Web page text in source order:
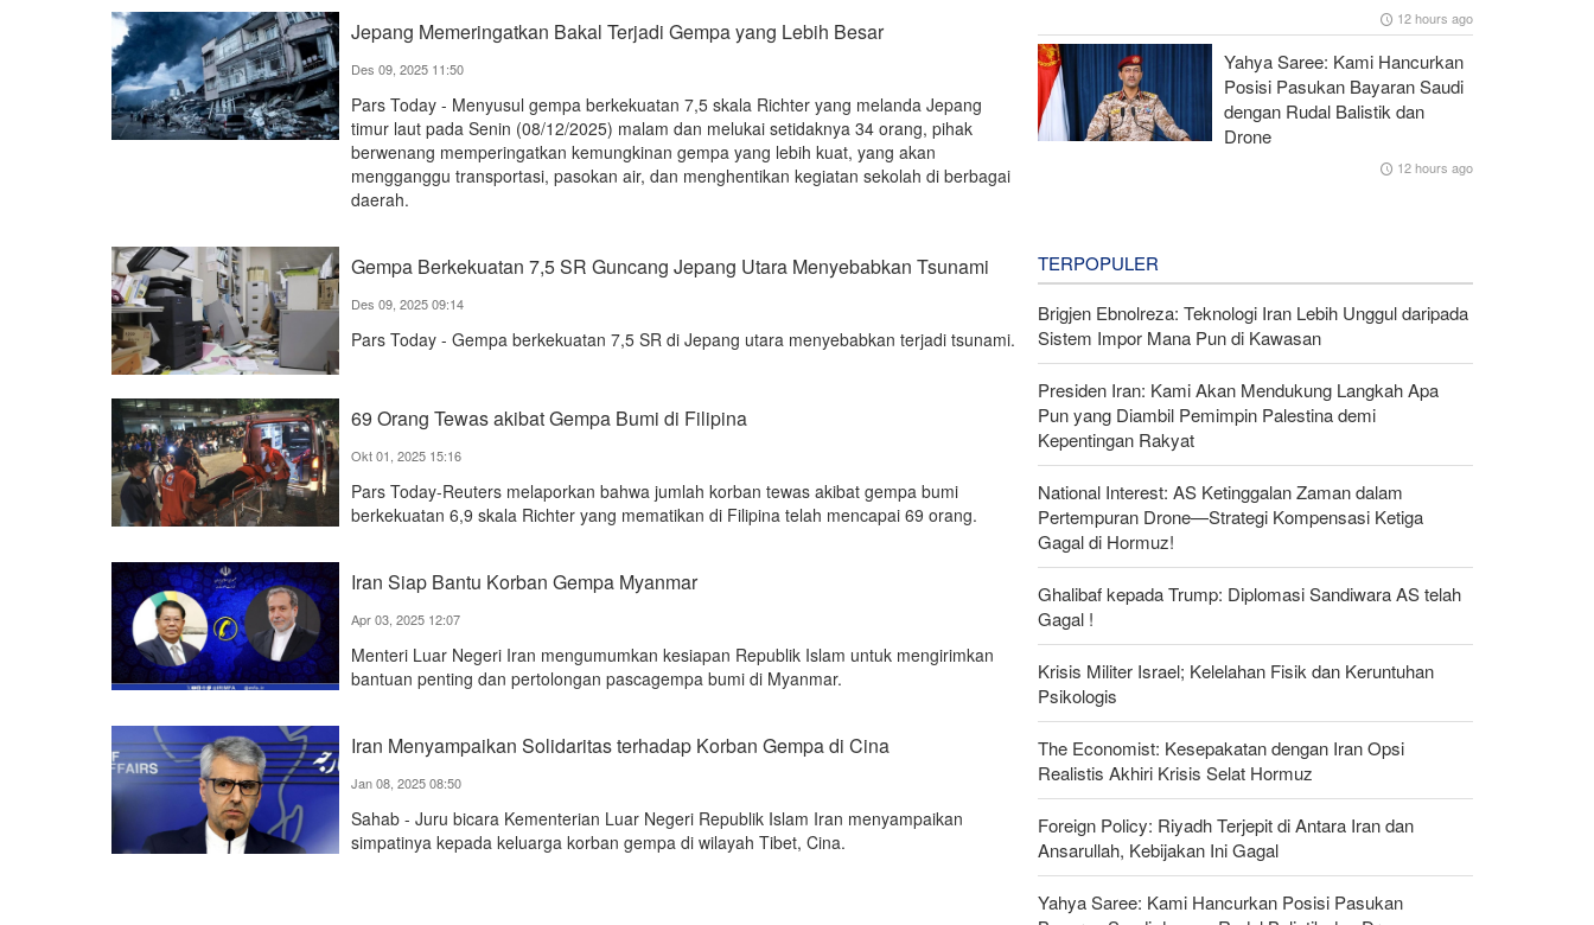
Jepang Memeringatkan Bakal Terjadi Gempa yang Lebih Besar
Des 09, 2025 11:50
Pars Today - Menyusul gempa berkekuatan 7,5 skala Richter yang melanda Jepang
timur laut pada Senin (08/12/2025) malam dan melukai setidaknya 34 orang, pihak
berwenang memperingatkan kemungkinan gempa yang lebih kuat, yang akan
mengganggu transportasi, pasokan air, dan menghentikan kegiatan sekolah di berbagai
daerah.
Gempa Berkekuatan 7,5 SR Guncang Jepang Utara Menyebabkan Tsunami
Des 09, 2025 09:14
Pars Today - Gempa berkekuatan 7,5 SR di Jepang utara menyebabkan terjadi tsunami.
69 Orang Tewas akibat Gempa Bumi di Filipina
Okt 01, 2025 15:16
Pars Today-Reuters melaporkan bahwa jumlah korban tewas akibat gempa bumi
berkekuatan 6,9 skala Richter yang mematikan di Filipina telah mencapai 69 orang.
Iran Siap Bantu Korban Gempa Myanmar
Apr 03, 2025 12:07
Menteri Luar Negeri Iran mengumumkan kesiapan Republik Islam untuk mengirimkan
bantuan penting dan pertolongan pascagempa bumi di Myanmar.
Iran Menyampaikan Solidaritas terhadap Korban Gempa di Cina
Jan 08, 2025 08:50
Sahab - Juru bicara Kementerian Luar Negeri Republik Islam Iran menyampaikan
simpatinya kepada keluarga korban gempa di wilayah Tibet, Cina.
12 hours ago
Yahya Saree: Kami Hancurkan
Posisi Pasukan Bayaran Saudi
dengan Rudal Balistik dan
Drone
12 hours ago
TERPOPULER
Brigjen Ebnolreza: Teknologi Iran Lebih Unggul daripada
Sistem Impor Mana Pun di Kawasan
Presiden Iran: Kami Akan Mendukung Langkah Apa
Pun yang Diambil Pemimpin Palestina demi
Kepentingan Rakyat
National Interest: AS Ketinggalan Zaman dalam
Pertempuran Drone—Strategi Kompensasi Ketiga
Gagal di Hormuz!
Ghalibaf kepada Trump: Diplomasi Sandiwara AS telah
Gagal !
Krisis Militer Israel; Kelelahan Fisik dan Keruntuhan
Psikologis
The Economist: Kesepakatan dengan Iran Opsi
Realistis Akhiri Krisis Selat Hormuz
Foreign Policy: Riyadh Terjepit di Antara Iran dan
Ansarullah, Kebijakan Ini Gagal
Yahya Saree: Kami Hancurkan Posisi Pasukan